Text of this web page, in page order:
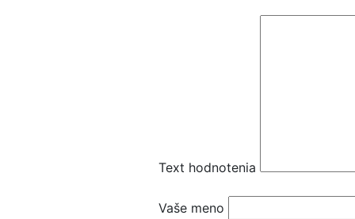
Text hodnotenia
Vaše meno